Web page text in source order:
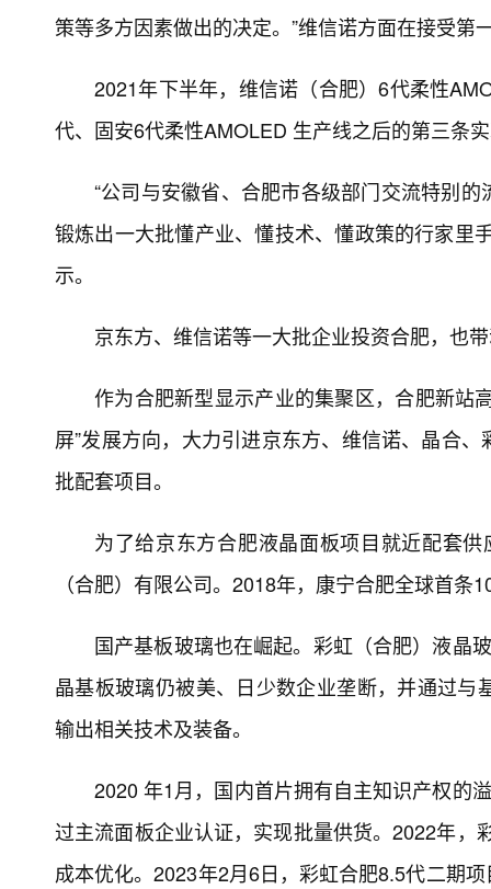
策等多方因素做出的决定。”维信诺方面在接受第
2021年下半年，维信诺（合肥）6代柔性
代、固安6代柔性AMOLED 生产线之后的第三条
“公司与安徽省、合肥市各级部门交流特别
锻炼出一大批懂产业、懂技术、懂政策的行家里
示。
京东方、维信诺等一大批企业投资合肥，也
作为合肥新型显示产业的集聚区，合肥新站
屏”发展方向，大力引进京东方、维信诺、晶合
批配套项目。
为了给京东方合肥液晶面板项目就近配套
（合肥）有限公司。2018年，康宁合肥全球首条
国产基板玻璃也在崛起。彩虹（合肥）液晶
晶基板玻璃仍被美、日少数企业垄断，并通过
输出相关技术及装备。
2020 年1月，国内首片拥有自主知识产权的
过主流面板企业认证，实现批量供货。2022年
成本优化。2023年2月6日，彩虹合肥8.5代二期